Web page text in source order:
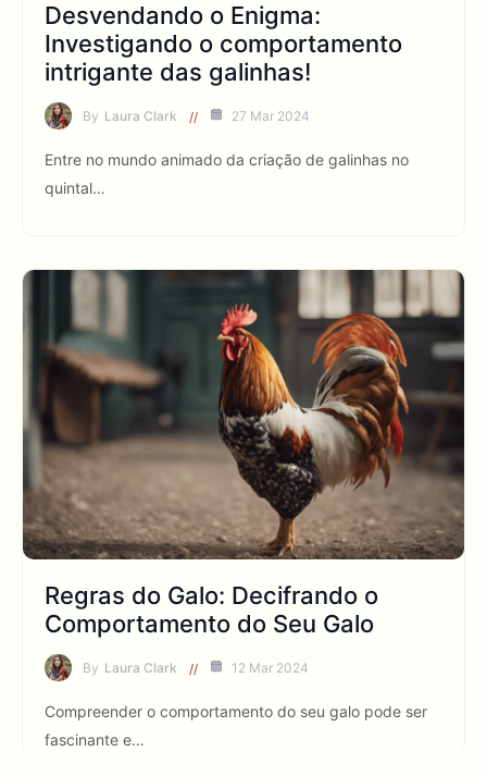
Desvendando o Enigma:
Investigando o comportamento
intrigante das galinhas!
By Laura Clark 27 Mar 2024
Entre no mundo animado da criação de galinhas no
quintal…
Regras do Galo: Decifrando o
Comportamento do Seu Galo
By Laura Clark 12 Mar 2024
Compreender o comportamento do seu galo pode ser
fascinante e…